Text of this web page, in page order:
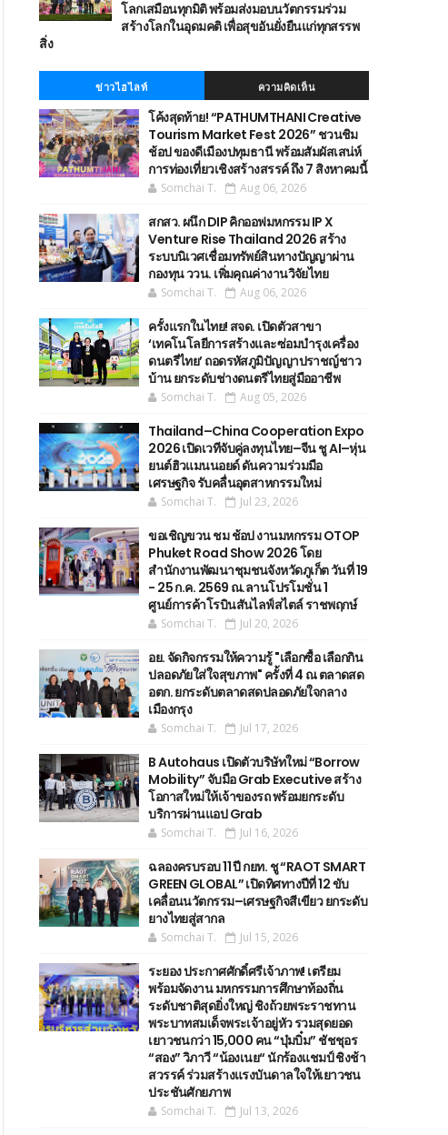
โลกเสมือนทุกมิติ พร้อมส่งมอบนวัตกรรมร่วม
สร้างโลกในอุดมคติ เพื่อสุขอันยั่งยืนแก่ทุกสรรพ
สิ่ง
ข่าวไฮไลท์ ความคิดเห็น
โค้งสุดท้าย! “PATHUMTHANI Creative
Tourism Market Fest 2026” ชวนชิม
ช้อป ของดีเมืองปทุมธานี พร้อมสัมผัสเสน่ห์
การท่องเที่ยวเชิงสร้างสรรค์ ถึง 7 สิงหาคมนี้
Somchai T. Aug 06, 2026
สกสว. ผนึก DIP คิกออฟมหกรรม IP X
Venture Rise Thailand 2026 สร้าง
ระบบนิเวศเชื่อมทรัพย์สินทางปัญญาผ่าน
กองทุน ววน. เพิ่มคุณค่างานวิจัยไทย
Somchai T. Aug 06, 2026
ครั้งแรกในไทย! สจด. เปิดตัวสาขา
‘เทคโนโลยีการสร้างและซ่อมบำรุงเครื่อง
ดนตรีไทย’ ​ถอดรหัสภูมิปัญญาปราชญ์ชาว
บ้าน ยกระดับช่างดนตรีไทยสู่มืออาชีพ
Somchai T. Aug 05, 2026
Thailand–China Cooperation Expo
2026 เปิดเวทีจับคู่ลงทุนไทย–จีน ชู AI–หุ่น
ยนต์ฮิวแมนนอยด์ ดันความร่วมมือ
เศรษฐกิจ รับคลื่นอุตสาหกรรมใหม่
Somchai T. Jul 23, 2026
ขอเชิญขวน ชม ช้อป งานมหกรรม OTOP
Phuket Road Show 2026 โดย
สำนักงานพัฒนาชุมชนจังหวัดภูเก็ต วันที่ 19
- 25 ก.ค. 2569 ณ.ลานโปรโมชั่น 1
ศูนย์การค้าโรบินสันไลฟ์สไตล์ ราชพฤกษ์
Somchai T. Jul 20, 2026
อย. จัดกิจกรรมให้ความรู้ "เลือกซื้อ เลือกกิน
ปลอดภัยใส่ใจสุขภาพ" ครั้งที่ 4 ณ ตลาดสด
อตก. ยกระดับตลาดสดปลอดภัยใจกลาง
เมืองกรุง
Somchai T. Jul 17, 2026
B Autohaus เปิดตัวบริษัทใหม่ “Borrow
Mobility” จับมือ Grab Executive สร้าง
โอกาสใหม่ให้เจ้าของรถ พร้อมยกระดับ
บริการผ่านแอป Grab
Somchai T. Jul 16, 2026
ฉลองครบรอบ 11 ปี กยท. ชู “RAOT SMART
GREEN GLOBAL” เปิดทิศทางปีที่ 12 ขับ
เคลื่อนนวัตกรรม–เศรษฐกิจสีเขียว ยกระดับ
ยางไทยสู่สากล
Somchai T. Jul 15, 2026
ระยอง ประกาศศักดิ์ศรีเจ้าภาพ! เตรียม
พร้อมจัดงาน มหกรรมการศึกษาท้องถิ่น
ระดับชาติสุดยิ่งใหญ่ ชิงถ้วยพระราชทาน
พระบาทสมเด็จพระเจ้าอยู่หัว รวมสุดยอด
เยาวชนกว่า 15,000 คน “บุ๋มบิ๋ม” ชัชชุอร
“สอง” วิภาวี “น้องเนย“ นักร้องแชมป์ ชิงช้า
สวรรค์ ร่วมสร้างแรงบันดาลใจให้เยาวชน
ประชันศักยภาพ
Somchai T. Jul 13, 2026